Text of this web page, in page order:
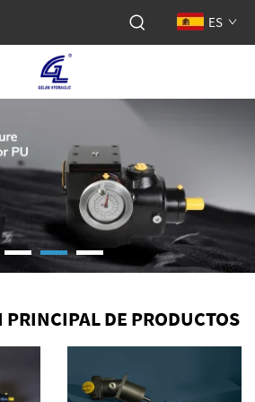
ES
DE PRODUCTOS